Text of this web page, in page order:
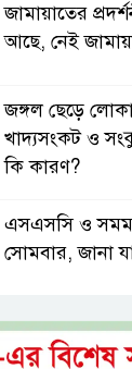
জামায়াতের
আছে, নেই
জঙ্গল ছেড়ে
খাদ্যসংকট ও
কি কারণ?
এসএসসি ও
সোমবার, জানা
একই খাটে মা-
হাত-পা